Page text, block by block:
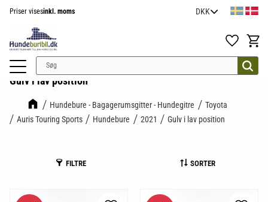
Priser visesinkl. moms
Favoritter
Gulv i lav position
Hundebure - Bagagerumsgitter - Hundegitre
Toyota
Auris Touring Sports
Hundebure 2021 Gulv i lav position
FILTRE SORTER